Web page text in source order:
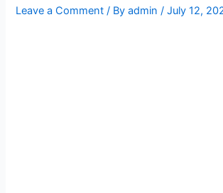
Leave a Comment / Byadmin/July 12,